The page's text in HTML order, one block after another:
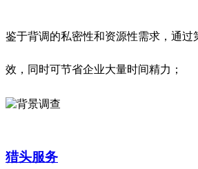
鉴于背调的私密性和资源性需求， 通过
效，同时可节省企业大量时间精力；
猎头服务